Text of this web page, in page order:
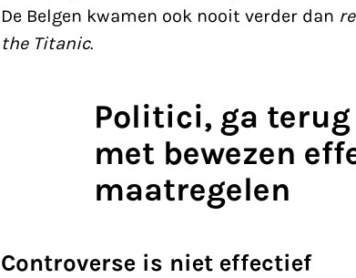
De Belgen kwamen ook nooit verder dan
the Titanic.
Politici, ga
met bewezen
maatregelen
Controverse is niet effectief